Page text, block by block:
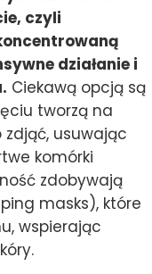
czyli
działanie i
Ciekawą opcją są
tworzą na
zdjąć, usuwając
komórki
zdobywają
masks), które
wspierając